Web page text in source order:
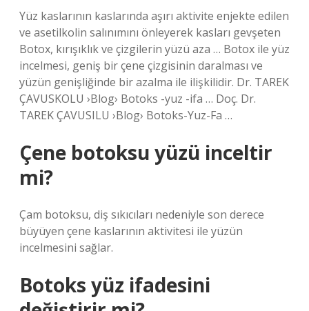
Yüz kaslarının kaslarında aşırı aktivite enjekte edilen
ve asetilkolin salınımını önleyerek kasları gevşeten
Botox, kırışıklık ve çizgilerin yüzü aza … Botox ile yüz
incelmesi, geniş bir çene çizgisinin daralması ve
yüzün genişliğinde bir azalma ile ilişkilidir. Dr. TAREK
ÇAVUSKOLU ›Blog› Botoks -yuz -ifa … Doç. Dr.
TAREK ÇAVUSILU ›Blog› Botoks-Yuz-Fa …
Çene botoksu yüzü inceltir
mi?
Çam botoksu, diş sıkıcıları nedeniyle son derece
büyüyen çene kaslarının aktivitesi ile yüzün
incelmesini sağlar.
Botoks yüz ifadesini